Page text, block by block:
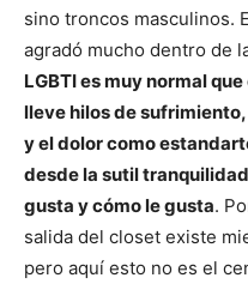
sino troncos masculinos.
agradó mucho dentro de
LGBTI es muy normal
lleve hilos de
y el dolor como
desde la sutil
gusta y cómo le gusta.
salida del closet existe
pero aquí esto no es el